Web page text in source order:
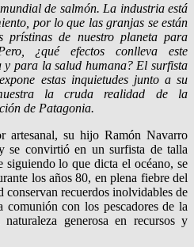
de salmón. La industria está
por lo que las granjas se están
prístinas de nuestro planeta para
¿qué efectos conlleva este
y para la salud humana? El surfista
estas inquietudes junto a su
la cruda realidad de la
de Patagonia.
artesanal, su hijo Ramón Navarro
se convirtió en un surfista de talla
lo que dicta el océano, se
los años 80, en plena fiebre del
conservan recuerdos inolvidables de
comunión con los pescadores de la
generosa en recursos y